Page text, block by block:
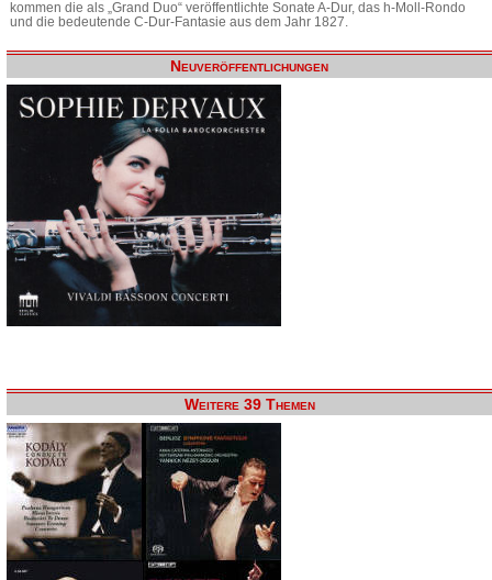
kommen die als „Grand Duo“ veröffentlichte Sonate A-Dur, das h-Moll-Rondo
und die bedeutende C-Dur-Fantasie aus dem Jahr 1827.
Neuveröffentlichungen
Weitere 39 Themen